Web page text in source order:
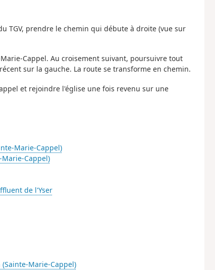
TGV, prendre le chemin qui débute à droite (vue sur
Cappel. Au croisement suivant, poursuivre tout
sur la gauche. La route se transforme en chemin.
et rejoindre l'église une fois revenu sur une
Marie-Cappel)
Cappel)
de l'Yser
(Sainte-Marie-Cappel)